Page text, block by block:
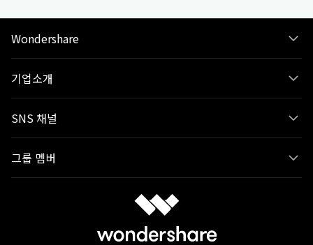
Wondershare
기업소개
SNS 채널
그룹 멤버